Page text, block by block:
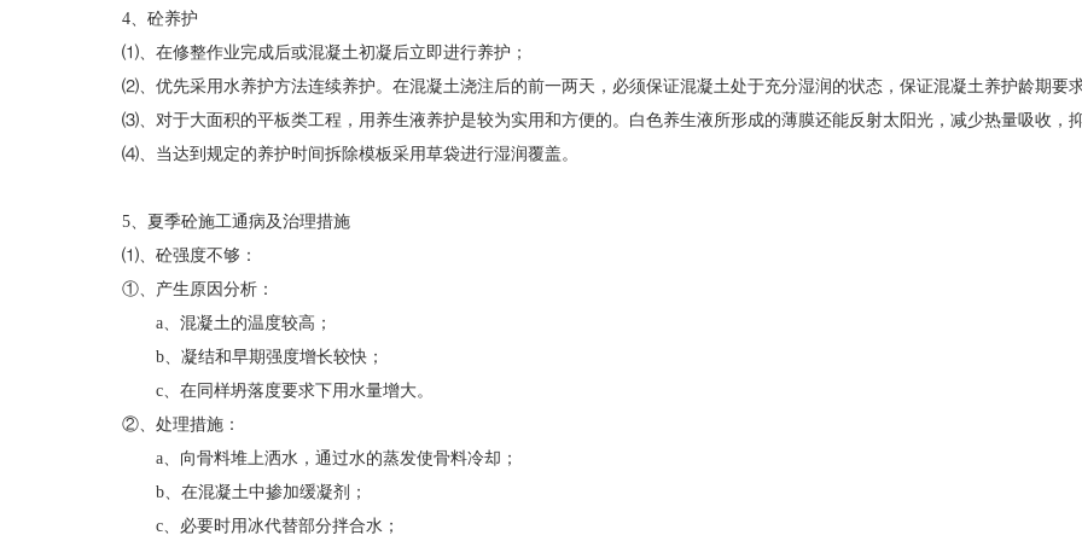
4、砼养护
⑴、在修整作业完成后或混凝土初凝后立即进行养护；
⑵、优先采用水养护方法连续养护。在混凝土浇注后的前一两天，必须保证混凝土处于充分湿润的状态，保证混凝土养护龄期要求
⑶、对于大面积的平板类工程，用养生液养护是较为实用和方便的。白色养生液所形成的薄膜还能反射太阳光，减少热量吸收，
⑷、当达到规定的养护时间拆除模板采用草袋进行湿润覆盖。
5、夏季砼施工通病及治理措施
⑴、砼强度不够：
①、产生原因分析：
a、混凝土的温度较高；
b、凝结和早期强度增长较快；
c、在同样坍落度要求下用水量增大。
②、处理措施：
a、向骨料堆上洒水，通过水的蒸发使骨料冷却；
b、在混凝土中掺加缓凝剂；
c、必要时用冰代替部分拌合水；